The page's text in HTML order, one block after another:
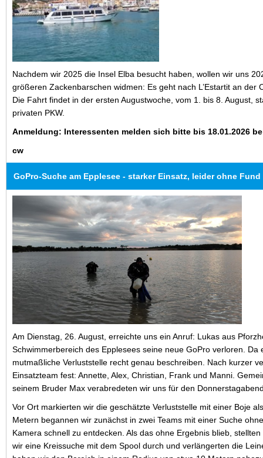
Nachdem wir 2025 die Insel Elba besucht haben, wollen wir uns
größeren Zackenbarschen widmen: Es geht nach L’Estartit an der
Die Fahrt findet in der ersten Augustwoche, vom 1. bis 8. August,
privaten PKW.
Anmeldung: Interessenten melden sich bitte bis 18.01.2026
cw
GoPro-Suche am Epplesee - starker Einsatz, leider ohne Fund
Am Dienstag, 26. August, erreichte uns ein Anruf: Lukas aus
Schwimmerbereich des Epplesees seine neue GoPro verloren.
mutmaßliche Verluststelle recht genau beschreiben. Nach kurzer
Einsatzteam fest: Annette, Alex, Christian, Frank und Manni.
seinem Bruder Max verabredeten wir uns für den
Vor Ort markierten wir die geschätzte Verluststelle mit einer Boje
Metern begannen wir zunächst in zwei Teams mit einer Suche
Kamera schnell zu entdecken. Als das ohne Ergebnis blieb,
wir eine Kreissuche mit dem Spool durch und verlängerten die